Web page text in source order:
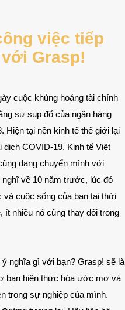
việc tiếp
Grasp!
cuộc khủng hoảng tài chính
sự sụp đổ của ngân hàng
Hiện tại nền kinh tế thế giới lại
COVID-19. Kinh tế Việt
đang chuyển mình với
về 10 năm trước, lúc đó
và cuộc sống của bạn tại thời
ít nhiều nó cũng thay đổi trong
nghĩa gì với bạn? Grasp! sẽ là
bạn hiện thực hóa ước mơ và
trong sự nghiệp của mình.